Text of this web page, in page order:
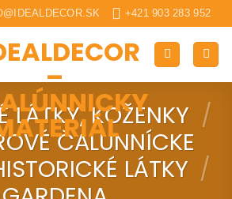
+421 903 283 952
LÁTKY, KOŽENKY /
ČALUNNÍCKE
LÁTKY /